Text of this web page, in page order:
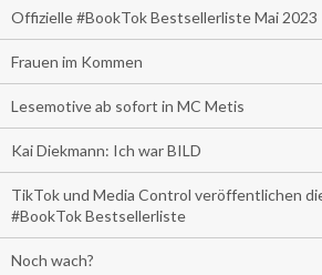
Offizielle #BookTok Bestsellerliste Mai 2023
Frauen im Kommen
Lesemotive ab sofort in MC Metis
Kai Diekmann: Ich war BILD
TikTok und Media Control veröffentlichen
#BookTok Bestsellerliste
Noch wach?